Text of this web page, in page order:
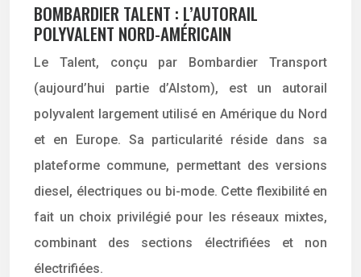
BOMBARDIER TALENT : L’AUTORAIL
POLYVALENT NORD-AMÉRICAIN
Le Talent, conçu par Bombardier Transport
(aujourd’hui partie d’Alstom), est un autorail
polyvalent largement utilisé en Amérique du Nord
et en Europe. Sa particularité réside dans sa
plateforme commune, permettant des versions
diesel, électriques ou bi-mode. Cette flexibilité en
fait un choix privilégié pour les réseaux mixtes,
combinant des sections électrifiées et non
électrifiées.